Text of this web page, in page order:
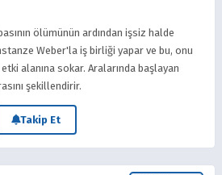
ölümünün ardından işsiz halde
Weber'la iş birliği yapar ve bu, onu
alanına sokar. Aralarında başlayan
şekillendirir.
Takip Et